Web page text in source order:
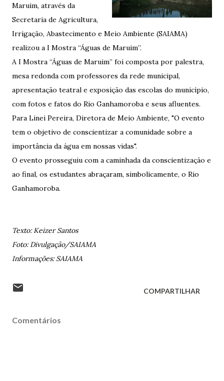
Maruim, através da
Secretaria de Agricultura,
Irrigação, Abastecimento e Meio Ambiente (SAIAMA)
realizou a I Mostra “Águas de Maruim”.
A I Mostra “Águas de Maruim” foi composta por palestra,
mesa redonda com professores da rede municipal,
apresentação teatral e exposição das escolas do município,
com fotos e fatos do Rio Ganhamoroba e seus afluentes.
Para Linei Pereira, Diretora de Meio Ambiente, "O evento
tem o objetivo de conscientizar a comunidade sobre a
importância da água em nossas vidas".
O evento prosseguiu com a caminhada da conscientização e
ao final, os estudantes abraçaram, simbolicamente, o Rio
Ganhamoroba.
Texto: Keizer Santos
Foto: Divulgação/SAIAMA
Informações: SAIAMA
COMPARTILHAR
Comentários